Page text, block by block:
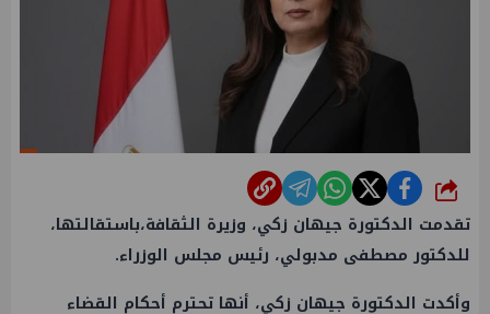
شارك
تقدمت الدكتورة جيهان زكي، وزيرة الثقافة،باستقالتها،
للدكتور مصطفى مدبولي، رئيس مجلس الوزراء.
وأكدت الدكتورة جيهان زكي، أنها تحترم أحكام القضاء